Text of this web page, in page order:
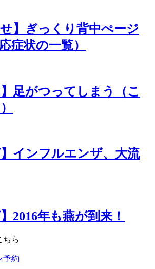
せ】ぎっくり背中ぺージ
症状の一覧）
】足がつってしまう（こ
】インフルエンザ、大流
2016年も燕が到来！
ちら